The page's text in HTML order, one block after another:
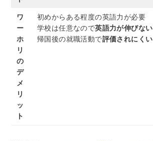
ワ
ー
ホ
リ
の
デ
メ
リ
ッ
ト
初めからある程度の英語力が必要
学校は任意なので英語力が伸びない
帰国後の就職活動で評価されにくい